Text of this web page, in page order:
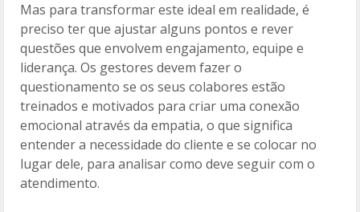
Mas para transformar este ideal em realidade, é
preciso ter que ajustar alguns pontos e rever
questões que envolvem engajamento, equipe e
liderança. Os gestores devem fazer o
questionamento se os seus colabores estão
treinados e motivados para criar uma conexão
emocional através da empatia, o que significa
entender a necessidade do cliente e se colocar no
lugar dele, para analisar como deve seguir com o
atendimento.